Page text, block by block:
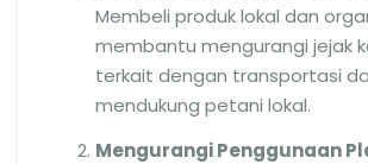
Membeli produk lokal dan
membantu mengurangi jejak
terkait dengan transportasi
mendukung petani lokal.
Mengurangi Penggunaan